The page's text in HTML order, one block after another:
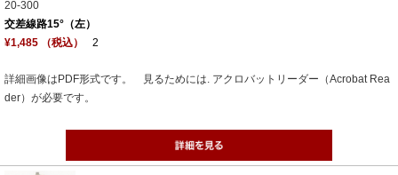
20-300
交差線路15°（左）
¥1,485 （税込）
2
詳細画像はPDF形式です。 見るためには. アクロバットリーダー（Acrobat Rea
der）が必要です。